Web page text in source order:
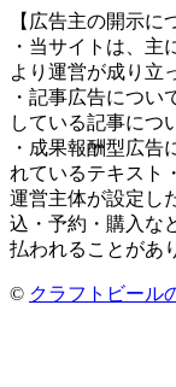
【広告主の開示に
・当サイトは、主
より運営が成り立
・記事広告につ
している記事につ
・成果報酬型広告
れているテキスト
運営主体が設定し
込・予約・購入な
払われることがあ
© クラフトビール